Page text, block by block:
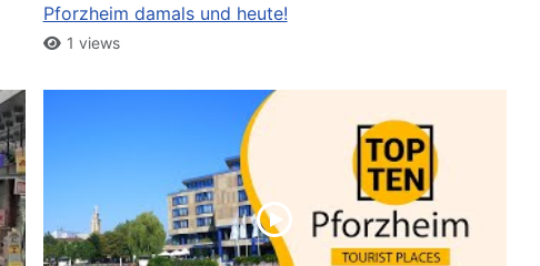
Pforzheim damals und heute!
1 views